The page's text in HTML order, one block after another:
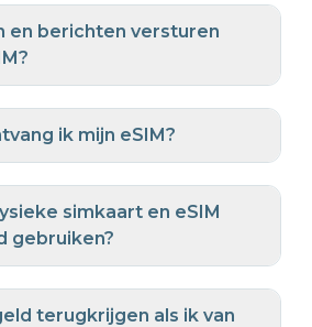
en berichten versturen
ik mijn eSIM?
simkaart en eSIM
gebruiken?
terugkrijgen als ik van